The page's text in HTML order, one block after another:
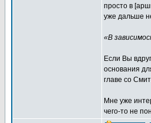
просто в
уже дальше
«В
Если Вы
основания
главе со
Мне уже
чего-то не